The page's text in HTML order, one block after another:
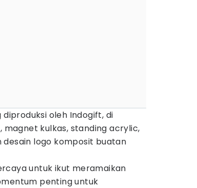
oleh Indogift, di
kulkas, standing acrylic,
desain logo komposit buatan
untuk ikut meramaikan
penting untuk